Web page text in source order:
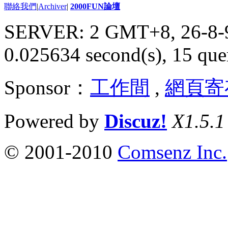
聯絡我們|Archiver| 2000FUN論壇
SERVER: 2 GMT+8, 26-
0.025634 second(s), 15
Sponsor： 工作間 , 網頁
Powered by Discuz! X1.5.1
© 2001-2010 Comsenz Inc.